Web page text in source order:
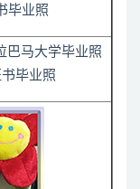
毕业照
毕业照